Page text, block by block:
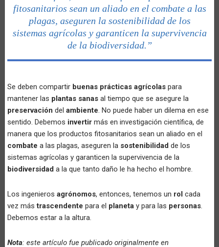
fitosanitarios sean un aliado en el combate a las
plagas, aseguren la sostenibilidad de los
sistemas agrícolas y garanticen la supervivencia
de la biodiversidad.”
Se deben compartir buenas prácticas agrícolas para
mantener las plantas sanas al tiempo que se asegure la
preservación del ambiente. No puede haber un dilema en ese
sentido. Debemos invertir más en investigación científica, de
manera que los productos fitosanitarios sean un aliado en el
combate a las plagas, aseguren la sostenibilidad de los
sistemas agrícolas y garanticen la supervivencia de la
biodiversidad a la que tanto daño le ha hecho el hombre.
Los ingenieros agrónomos, entonces, tenemos un rol cada
vez mástrascendente para el planeta y para las personas.
Debemos estar a la altura.
Nota: este artículo fue publicado originalmente en